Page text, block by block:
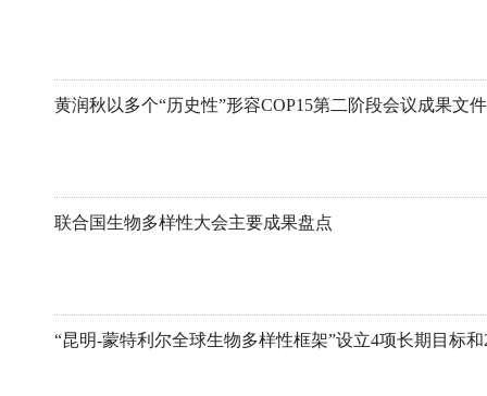
黄润秋以多个“历史性”形容COP15第二阶段会议成果文件
联合国生物多样性大会主要成果盘点
“昆明-蒙特利尔全球生物多样性框架”设立4项长期目标